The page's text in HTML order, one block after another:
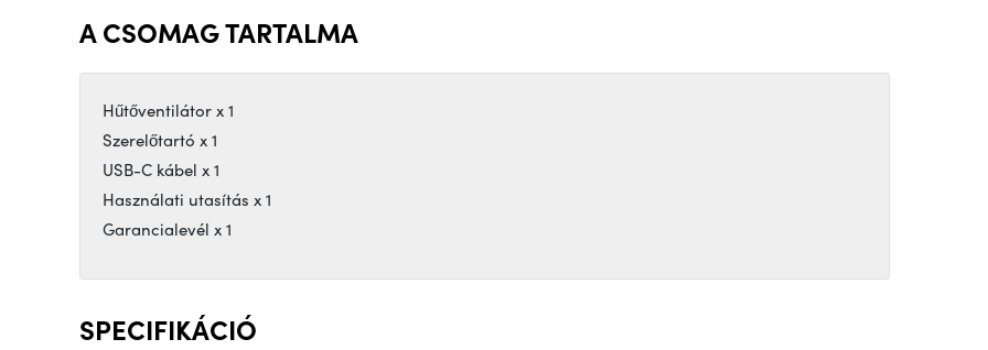
A CSOMAG TARTALMA
Hűtőventilátor x 1
Szerelőtartó x 1
USB-C kábel x 1
Használati utasítás x 1
Garancialevél x 1
SPECIFIKÁCIÓ